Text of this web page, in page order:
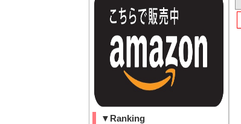
▼Ranking